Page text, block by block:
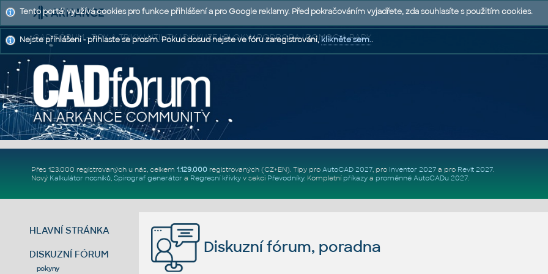
CAD FÓRUM - TIPY A TRIKY | UTILITY | DISKUZE | BLOKY | PODPORA | POMOC A RADY
Přes 123.000 registrovaných u nás, celkem 1.129.000registrovaných (CZ+EN). Tipy pro AutoCAD 2027, pro Inventor 2027a pro Revit 2027.
Nový Kalkulátor nosníků, Spirograf generátor a Regresní křivkyv sekci Převodníky. Kompletní příkazya proměnné AutoCADu 2027.
HLAVNÍ STRÁNKA
DISKUZNÍ FÓRUM
pokyny
Diskuzní fórum, poradna
Tento portál využívá cookies pro funkce přihlášení a pro Google reklamy. Před pokračováním vyjadřete, zda souhlasíte s použitím cookies.
Nejste přihlášeni - přihlaste se prosím. Pokud dosud nejste ve fóru zaregistrováni,klikněte sem..